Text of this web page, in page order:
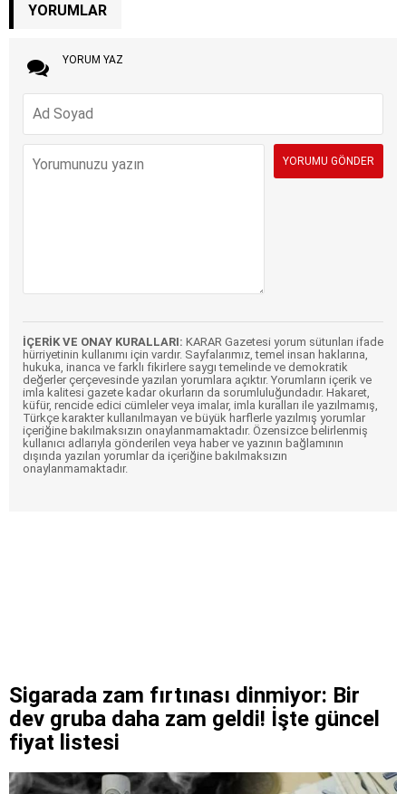
YORUMLAR
YORUM YAZ
İÇERİK VE ONAY KURALLARI: KARAR Gazetesi yorum sütunları ifade
hürriyetinin kullanımı için vardır. Sayfalarımız, temel insan haklarına,
hukuka, inanca ve farklı fikirlere saygı temelinde ve demokratik
değerler çerçevesinde yazılan yorumlara açıktır. Yorumların içerik ve
imla kalitesi gazete kadar okurların da sorumluluğundadır. Hakaret,
küfür, rencide edici cümleler veya imalar, imla kuralları ile yazılmamış,
Türkçe karakter kullanılmayan ve büyük harflerle yazılmış yorumlar
içeriğine bakılmaksızın onaylanmamaktadır. Özensizce belirlenmiş
kullanıcı adlarıyla gönderilen veya haber ve yazının bağlamının
dışında yazılan yorumlar da içeriğine bakılmaksızın
onaylanmamaktadır.
Sigarada zam fırtınası dinmiyor: Bir
dev gruba daha zam geldi! İşte güncel
fiyat listesi